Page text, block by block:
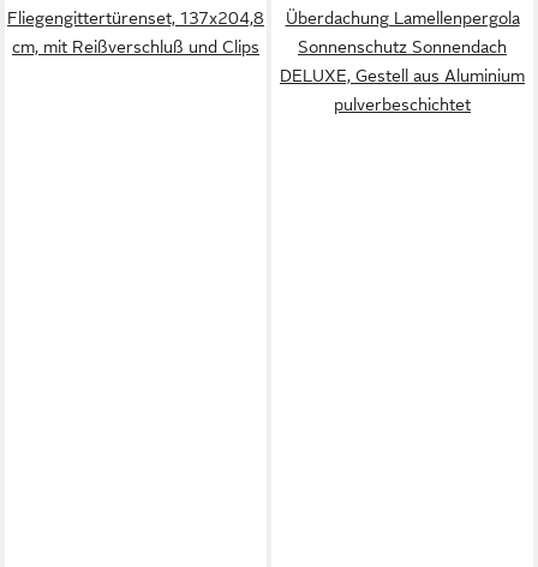
Fliegengittertürenset, 137x204,8
cm, mit Reißverschluß und Clips
Überdachung Lamellenpergola
Sonnenschutz Sonnendach
DELUXE, Gestell aus Aluminium
pulverbeschichtet